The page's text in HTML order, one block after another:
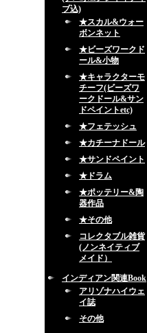
ブ込)
★スカル&ウォー
ボンネット
★ビーズワークド
ール&小物
★キャラクターモ
チーフ(ビーズワ
ークドール&サン
ドペイントetc)
★フェテッシュ
★カチーナドール
★サンドペイント
★ドラム
★ポッテリー&陶
器作品
★その他
コレクタブル雑貨
(ノンネイティブ
メイド）
インディアン関連Book
アリゾナハイウェ
イ誌
その他